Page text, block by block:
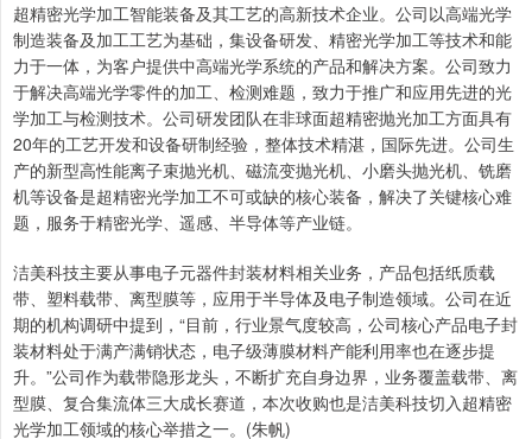
超精密光学加工智能装备及其工艺的高新技术企业。公司以高端光学
制造装备及加工工艺为基础，集设备研发、精密光学加工等技术和能
力于一体，为客户提供中高端光学系统的产品和解决方案。公司致力
于解决高端光学零件的加工、检测难题，致力于推广和应用先进的光
学加工与检测技术。公司研发团队在非球面超精密抛光加工方面具有
20年的工艺开发和设备研制经验，整体技术精湛，国际先进。公司生
产的新型高性能离子束抛光机、磁流变抛光机、小磨头抛光机、铣磨
机等设备是超精密光学加工不可或缺的核心装备，解决了关键核心难
题，服务于精密光学、遥感、半导体等产业链。
洁美科技主要从事电子元器件封装材料相关业务，产品包括纸质载
带、塑料载带、离型膜等，应用于半导体及电子制造领域。公司在近
期的机构调研中提到，“目前，行业景气度较高，公司核心产品电子封
装材料处于满产满销状态，电子级薄膜材料产能利用率也在逐步提
升。”公司作为载带隐形龙头，不断扩充自身边界，业务覆盖载带、离
型膜、复合集流体三大成长赛道，本次收购也是洁美科技切入超精密
光学加工领域的核心举措之一。(朱帆)